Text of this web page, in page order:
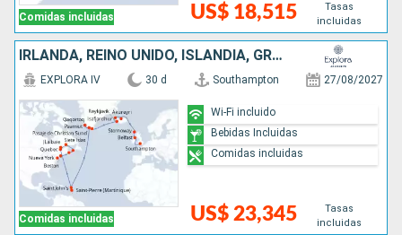
Comidas incluidas US$ 18,515
Tasas
incluidas
IRLANDA, REINO UNIDO, ISLANDIA, GROENLANDIA, ANTIGUA Y BARBUDA, CANADÁ, ESTADOS UNIDOS
Comidas incluidas
EXPLORA IV 30 d Southampton 27/08/2027
US$ 23,345
Tasas
incluidas
Wi-Fi incluido
Bebidas Incluidas
Comidas incluidas